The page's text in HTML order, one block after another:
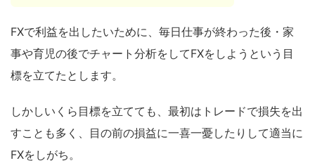
FXで利益を出したいために、毎日仕事が終わった後・家
事や育児の後でチャート分析をしてFXをしようという目
標を立てたとします。
しかしいくら目標を立てても、最初はトレードで損失を出
すことも多く、目の前の損益に一喜一憂したりして適当に
FXをしがち。